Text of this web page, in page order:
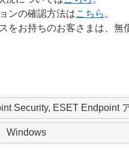
ンの確認方法はこちら 。
をお持ちのお客さまは、
Security, ESET Endpoint
Windows